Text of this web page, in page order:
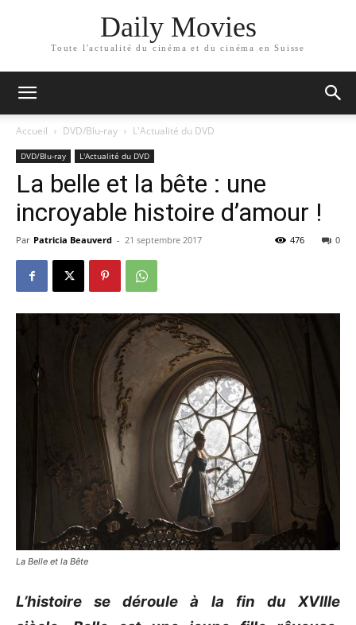
Daily Movies
Toute l'actualité du cinéma et du cinéma en Suisse
Accueil DVD/Blu-ray L'Actualité du DVD
DVD/Blu-ray L'Actualité du DVD
La belle et la bête : une
incroyable histoire d’amour !
Par Patricia Beauverd - 21 septembre 2017 0
476
La Belle et la Bête
L’histoire se déroule à la fin du XVIIIe